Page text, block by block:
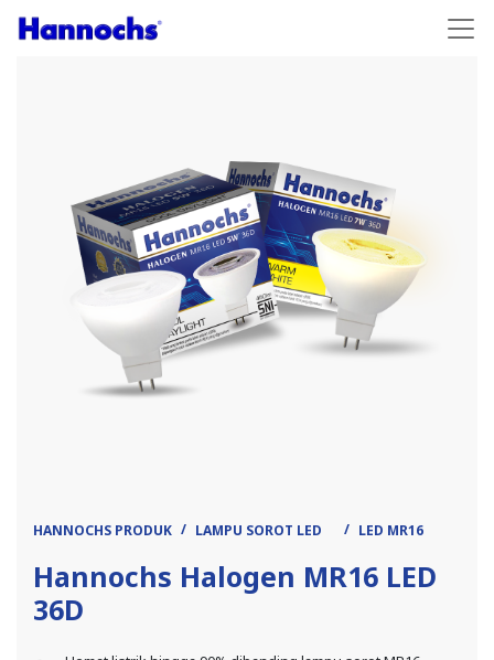
HANNOCHS PRODUK LAMPU SOROT LED LED MR16
Hannochs Halogen MR16 LED
36D